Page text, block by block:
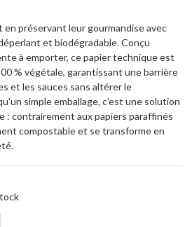
en préservant leur gourmandise avec
et biodégradable. Conçu
à emporter, ce papier technique est
% végétale, garantissant une barrière
et les sauces sans altérer le
simple emballage, c'est une solution
: contrairement aux papiers paraffinés
compostable et se transforme en